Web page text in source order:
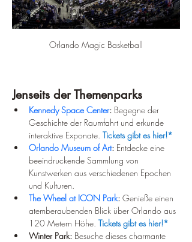
Orlando Magic Basketball
Jenseits der Themenparks
Kennedy Space Center: Begegne der
Geschichte der Raumfahrt und erkunde
interaktive Exponate. Tickets gibt es hier!*
Orlando Museum of Art: Entdecke eine
beeindruckende Sammlung von
Kunstwerken aus verschiedenen Epochen
und Kulturen.
The Wheel at ICON Park: Genieße einen
atemberaubenden Blick über Orlando aus
120 Metern Höhe. Tickets gibt es hier!*
Winter Park: Besuche dieses charmante